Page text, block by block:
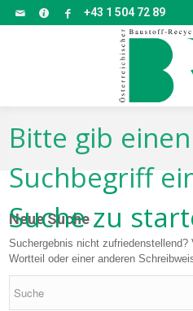
+43 1 504 72 89
Bitte gib
Suchbegriff
Suche zu
Neue Suche
Suchergebnis nicht
Wortteil oder einer anderen